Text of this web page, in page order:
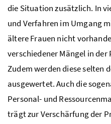
die Situation zusätzlich. In
und Verfahren im Umgang
ältere Frauen nicht
verschiedener Mängel in
Zudem werden diese selten
ausgewertet. Auch die
Personal- und
trägt zur Verschärfung der